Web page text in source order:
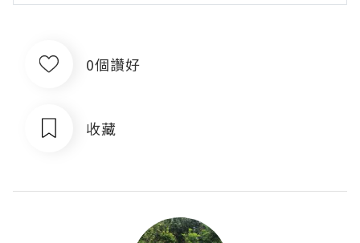
0個讚好
收藏